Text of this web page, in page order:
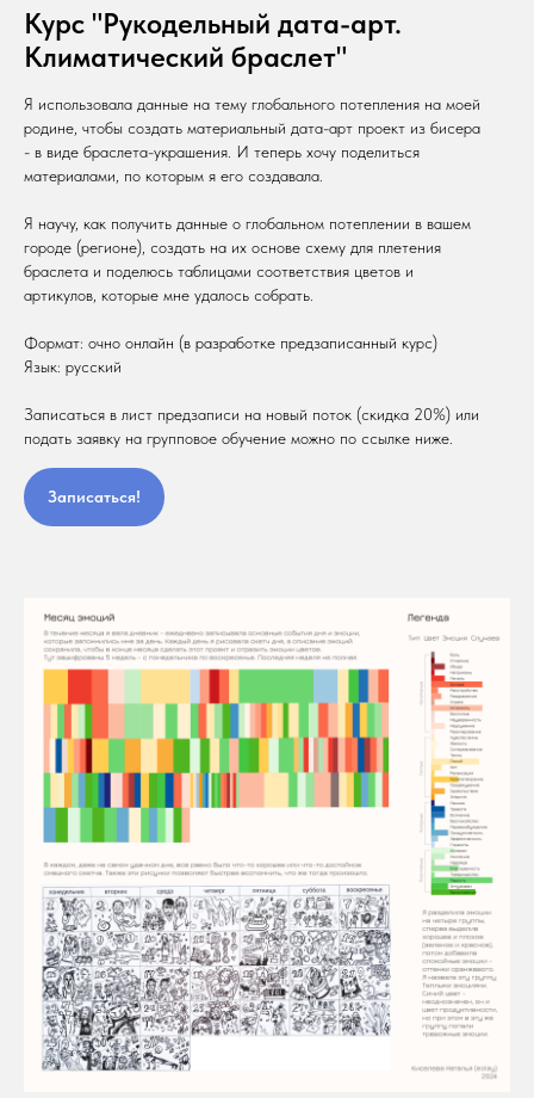
Курс "Рукодельный дата-арт.
Климатический браслет"
Я использовала данные на тему глобального потепления на моей
родине, чтобы создать материальный дата-арт проект из бисера
- в виде браслета-украшения. И теперь хочу поделиться
материалами, по которым я его создавала.
Я научу, как получить данные о глобальном потеплении в вашем
городе (регионе), создать на их основе схему для плетения
браслета и поделюсь таблицами соответствия цветов и
артикулов, которые мне удалось собрать.
Формат: очно онлайн (в разработке предзаписанный курс)
Язык: русский
Записаться в лист предзаписи на новый поток (скидка 20%) или
подать заявку на групповое обучение можно по ссылке ниже.
Записаться!